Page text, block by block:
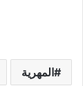
المهرية